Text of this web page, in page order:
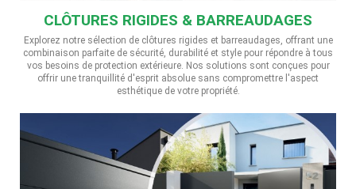
CLÔTURES RIGIDES & BARREAUDAGES
Explorez notre sélection de clôtures rigides et barreaudages, offrant une
combinaison parfaite de sécurité, durabilité et style pour répondre à tous
vos besoins de protection extérieure. Nos solutions sont conçues pour
offrir une tranquillité d'esprit absolue sans compromettre l'aspect
esthétique de votre propriété.